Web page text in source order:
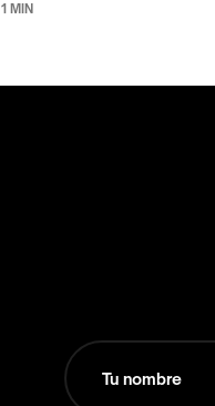
1 MIN